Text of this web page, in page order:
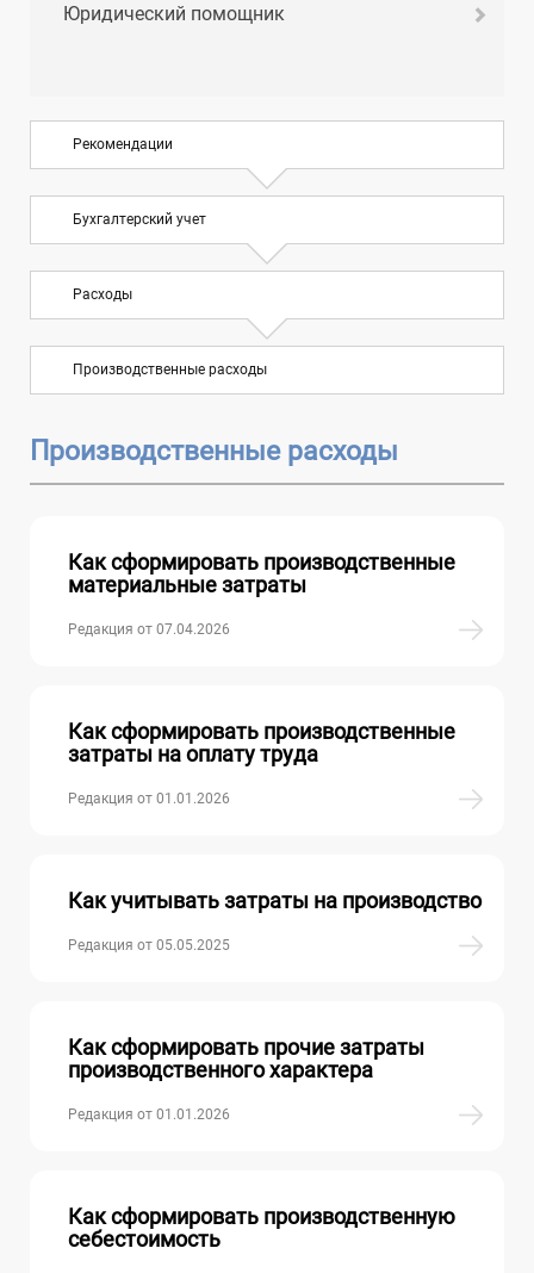
Юридический помощник
Рекомендации
Бухгалтерский учет
Расходы
Производственные расходы
Производственные расходы
Как сформировать производственные
материальные затраты
Редакция от 07.04.2026
Как сформировать производственные
затраты на оплату труда
Редакция от 01.01.2026
Как учитывать затраты на производство
Редакция от 05.05.2025
Как сформировать прочие затраты
производственного характера
Редакция от 01.01.2026
Как сформировать производственную
себестоимость